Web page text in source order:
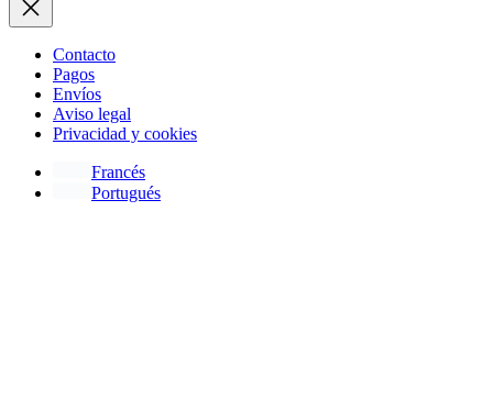
Contacto
Pagos
Envíos
Aviso legal
Privacidad y cookies
Francés
Portugués